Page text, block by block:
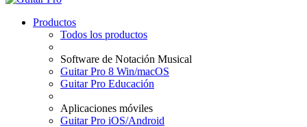
Productos
Todos los productos
Software de Notación Musical
Guitar Pro 8 Win/macOS
Guitar Pro Educación
Aplicaciones móviles
Guitar Pro iOS/Android